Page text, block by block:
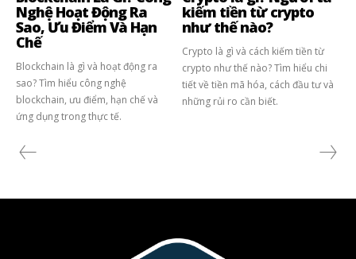
Nghệ Hoạt Động Ra
Sao, Ưu Điểm Và Hạn
Chế
Blockchain là gì và hoạt động ra
sao? Tìm hiểu công nghệ
blockchain, ưu điểm, hạn chế và
ứng dụng trong thực tế.
kiếm tiền từ crypto
như thế nào?
Crypto là gì và cách kiếm tiền từ
crypto như thế nào? Tìm hiểu chi
tiết về tiền mã hóa, cách đầu tư và
những rủi ro cần biết.